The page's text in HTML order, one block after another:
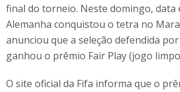
final do torneio. Neste domingo, data
Alemanha conquistou o tetra no
anunciou que a seleção defendida
ganhou o prêmio Fair Play (jogo
O site oficial da Fifa informa que o